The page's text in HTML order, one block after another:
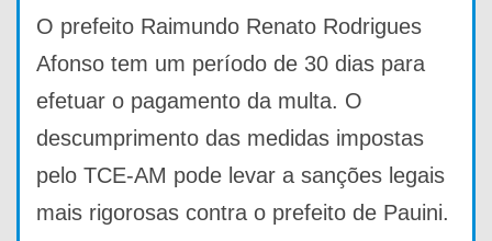
O prefeito Raimundo Renato Rodrigues
Afonso tem um período de 30 dias para
efetuar o pagamento da multa. O
descumprimento das medidas impostas
pelo TCE-AM pode levar a sanções legais
mais rigorosas contra o prefeito de Pauini.